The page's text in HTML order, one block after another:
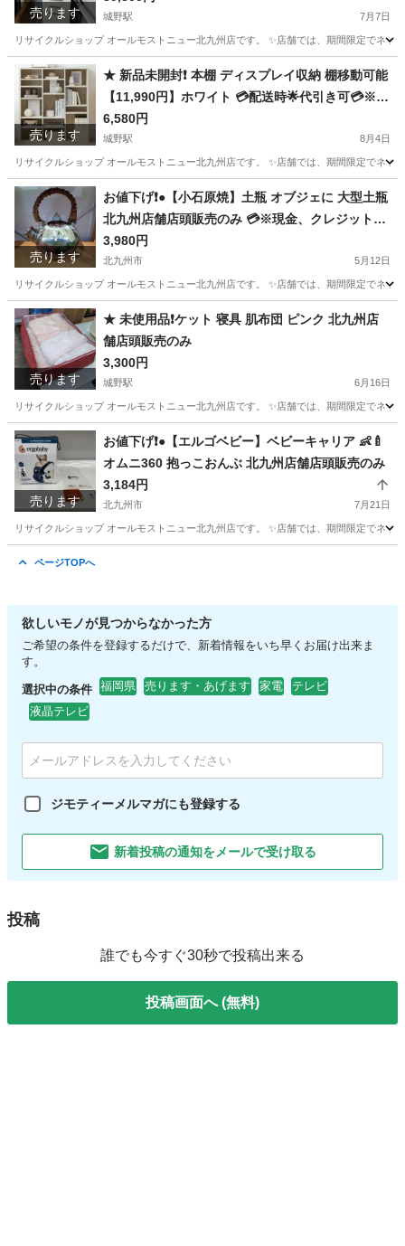
売ります
スマホ決済対応※ 【配達は要決済前問い合わせ】
城野駅 7月7日
リサイクルショップ オールモストニュー北九州店です。 ✨️店舗では、期間限定でネ
福岡 北九州市 城野駅 収納家具
売ります
★ 新品未開封❗️ 本棚 ディスプレイ収納 棚移動可能
【11,990円】ホワイト 💳配送時🌟代引き可💳※現
金、クレジット、スマホ決済対応※
6,580円
城野駅 8月4日
リサイクルショップ オールモストニュー北九州店です。 ✨️店舗では、期間限定でネ
福岡 北九州市 城野駅 収納家具 商品
売ります
お値下げ❗️●【小石原焼】土瓶 オブジェに 大型土瓶
北九州店舗店頭販売のみ 💳※現金、クレジット、
スマホ決済対応※
3,980円
北九州市 5月12日
リサイクルショップ オールモストニュー北九州店です。 ✨️店舗では、期間限定でネ
福岡 北九州市 インテリア雑貨/小物 商品
売ります
★ 未使用品❗️ケット 寝具 肌布団 ピンク 北九州店
舗店頭販売のみ
3,300円
城野駅 6月16日
リサイクルショップ オールモストニュー北九州店です。 ✨️店舗では、期間限定でネ
福岡 北九州市 城野駅 寝具 商品
売ります
お値下げ❗●【エルゴベビー】ベビーキャリア 👶🍼
オムニ360 抱っこおんぶ 北九州店舗店頭販売のみ
3,184円
北九州市 7月21日
リサイクルショップ オールモストニュー北九州店です。 ✨️店舗では、期間限定でネ
ページTOPへ
欲しいモノが見つからなかった方
ご希望の条件を登録するだけで、新着情報をいち早くお届け出来ま
す。
選択中の条件 福岡県 売ります・あげます 家電
テレビ
液晶テレビ
ジモティーメルマガにも登録する
新着投稿の通知をメールで受け取る
投稿
誰でも今すぐ30秒で投稿出来る
投稿画面へ (無料)